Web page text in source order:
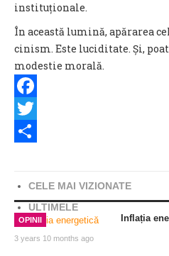
instituționale.
În această lumină, apărarea
cinism. Este luciditate. Și,
modestie morală.
Facebook
Twitter
CELE MAI VIZIONATE
ULTIMELE
OPINII
3 years 10 months ago
Inflația